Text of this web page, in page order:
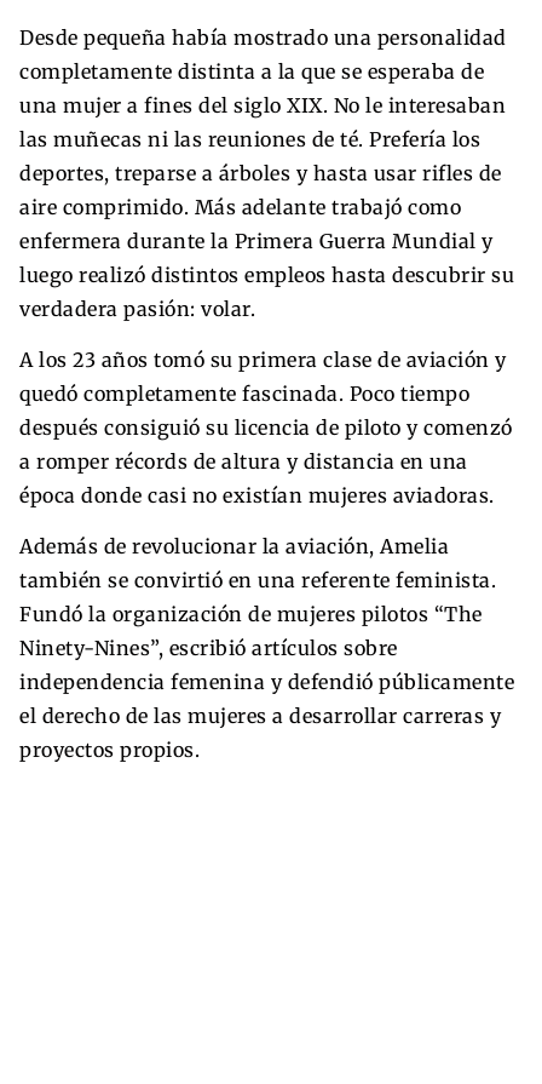
Desde pequeña había mostrado una personalidad
completamente distinta a la que se esperaba de
una mujer a fines del siglo XIX. No le interesaban
las muñecas ni las reuniones de té. Prefería los
deportes, treparse a árboles y hasta usar rifles de
aire comprimido. Más adelante trabajó como
enfermera durante la Primera Guerra Mundial y
luego realizó distintos empleos hasta descubrir su
verdadera pasión: volar.
A los 23 años tomó su primera clase de aviación y
quedó completamente fascinada. Poco tiempo
después consiguió su licencia de piloto y comenzó
a romper récords de altura y distancia en una
época donde casi no existían mujeres aviadoras.
Además de revolucionar la aviación, Amelia
también se convirtió en una referente feminista.
Fundó la organización de mujeres pilotos “The
Ninety-Nines”, escribió artículos sobre
independencia femenina y defendió públicamente
el derecho de las mujeres a desarrollar carreras y
proyectos propios.